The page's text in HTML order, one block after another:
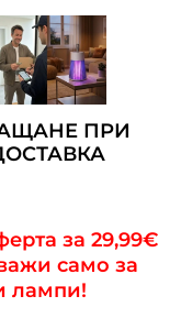
ПРИ
за 29,99€
само за
лампи!